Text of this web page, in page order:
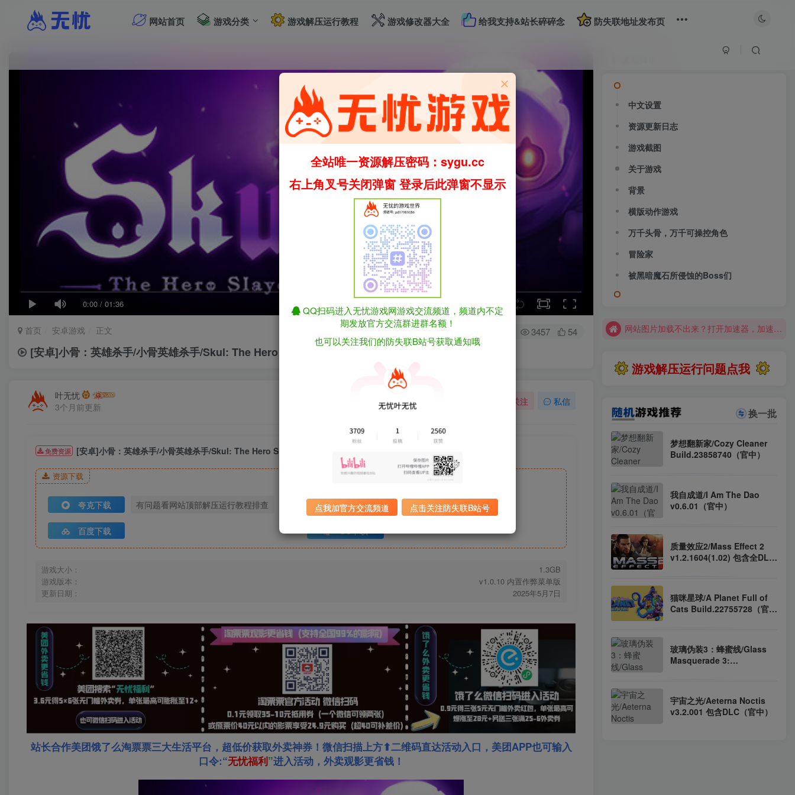
网站首页 游戏分类 游戏解压运行教程 游戏修改器大全 给我支持&站长碎碎念 防失联地址发布页
0:00 / 01:36 speed
首页 安卓游戏 正文 3457 54
[安卓]小骨：英雄杀手/小骨英雄杀手/Skul: The Hero Slayer v1.0.10 内置作弊菜单版（繁中）
叶无忧
3个月前更新
关注 私信
免费资源 [安卓]小骨：英雄杀手/小骨英雄杀手/Skul: The Hero Slayer v1.0.10 内置作弊菜单版（繁中）
资源下载
夸克下载 有问题看网站顶部解压运行教程排查 迅雷下载 全站统一解压密码：sygu.cc
百度下载 UC下载
游戏大小：
1.3GB
游戏版本：
v1.0.10 内置作弊菜单版
更新日期：
2025年5月7日
站长合作美团饿了么淘票票三大生活平台，超低价获取外卖神券！微信扫描上方⬆二维码直达活动入口，美团APP也可输入
口令:“无忧福利”进入活动，外卖观影更省钱！
中文设置
资源更新日志
游戏截图
关于游戏
背景
横版动作游戏
万千头骨，万千可操控角色
冒险家
被黑暗魔石所侵蚀的Boss们
网站图片加载不出来？打开加速器，加速steam，清空浏览器缓存试试
大部分游戏解压安装问题可通过网站首页运行教程排查解决
游戏解压运行问题点我
换一批
梦想翻新家/Cozy Cleaner
Build.23858740（官中）
我自成道/I Am The Dao
v0.6.01（官中）
质量效应2/Mass Effect 2
v1.2.1604(1.02) 包含全DLC
档（汉化）
猫咪星球/A Planet Full of
Cats Build.22755728（官
玻璃伪装3：蜂蜜线/Glass
Masquerade 3:
宇宙之光/Aeterna Noctis
v3.2.001 包含DLC（官中）
全站唯一资源解压密码：sygu.cc
右上角叉号关闭弹窗 登录后此弹窗不显示
QQ扫码进入无忧游戏网游戏交流频道，频道内不定
期发放官方交流群进群名额！
也可以关注我们的防失联B站号获取通知哦
点我加官方交流频道 点击关注防失联B站号